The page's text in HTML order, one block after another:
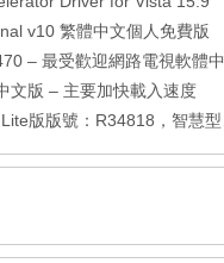
v10 繁體中文個人免費版
– 最受歡迎網路電視軟體中文版
文版 – 主要加快載入速度
版號：R34818，智慧型中文輸入法